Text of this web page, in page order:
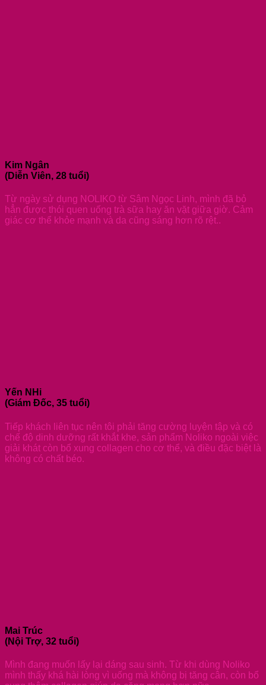
Kim Ngân
(Diễn Viên, 28 tuổi)
Từ ngày sử dụng NOLIKO từ Sâm Ngọc Linh, mình đã bỏ
hẳn được thói quen uống trà sữa hay ăn vặt giữa giờ. Cảm
giác cơ thể khỏe mạnh và da cũng sáng hơn rõ rệt..
Yến NHi
(Giám Đốc, 35 tuổi)
Tiếp khách liên tục nên tôi phải tăng cường luyện tập và có
chế độ dinh dưỡng rất khắt khe, sản phẩm Noliko ngoài việc
giải khát còn bổ xung collagen cho cơ thể, và điều đặc biệt là
không có chất béo.
Mai Trúc
(Nội Trợ, 32 tuổi)
Mình đang muốn lấy lại dáng sau sinh. Từ khi dùng Noliko
mình thấy khá hài lòng vì uống mà không bị tăng cân, còn bổ